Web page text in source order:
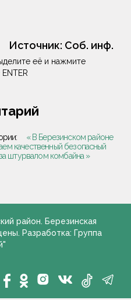
Источник: Соб. инф.
её и нажмите
ENTER
« В Березинском районе
качественный безопасный
штурвалом комбайна »
район. Березинская
Разработка: Группа